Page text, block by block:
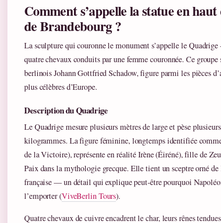
Comment s’appelle la statue en
de Brandebourg ?
La sculpture qui couronne le monument s’appelle le
quatre chevaux conduits par une femme couronnée. Ce
berlinois Johann Gottfried Schadow, figure parmi les pièces
plus célèbres d’Europe.
Description du Quadrige
Le Quadrige mesure plusieurs mètres de large et pèse
kilogrammes. La figure féminine, longtemps identifiée
de la Victoire), représente en réalité Irène (Éiréné), fille de
Paix dans la mythologie grecque. Elle tient un sceptre orné
française — un détail qui explique peut-être pourquoi
l’emporter (ViveBerlin Tours).
Quatre chevaux de cuivre encadrent le char, leurs rênes